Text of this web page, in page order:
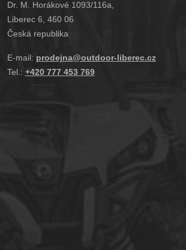
Dr. M. Horákové 1093/116a,
Liberec 6, 460 06
Česká republika
E-mail: prodejna@outdoor-liberec.cz
Tel.: +420 777 453 769